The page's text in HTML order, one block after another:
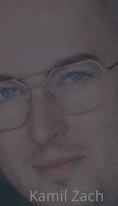
Kamil Żach